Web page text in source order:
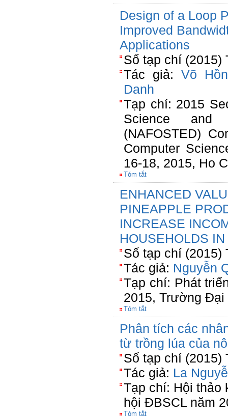
Design of a Loop
Improved
Applications
Số tạp chí (2015)
Tác giả: Võ
Danh
Tạp chí: 2015
Science and
(NAFOSTED)
Computer
16-18, 2015, Ho
Tóm tắt
ENHANCED
PINEAPPLE
INCREASE
HOUSEHOLDS
Số tạp chí (2015)
Tác giả: Nguyễn
Tạp chí: Phát
2015, Trường Đại
Tóm tắt
Phân tích các
từ trồng lúa của
Số tạp chí (2015)
Tác giả: La
Tạp chí: Hội thảo
hội ĐBSCL năm
Tóm tắt